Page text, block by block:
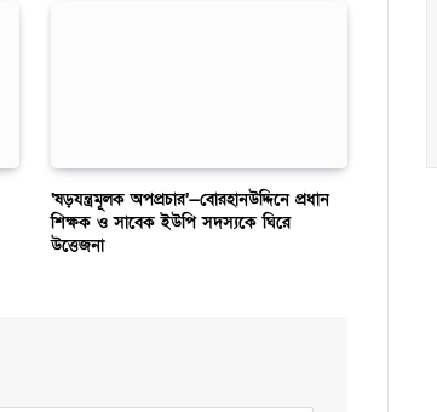
‘ষড়যন্ত্রমূলক অপপ্রচার’—বোরহানউদ্দিনে প্রধান
শিক্ষক ও সাবেক ইউপি সদস্যকে ঘিরে
উত্তেজনা